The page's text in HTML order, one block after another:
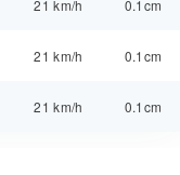
21 km/h 0.1cm
21 km/h 0.1cm
21 km/h 0.1cm